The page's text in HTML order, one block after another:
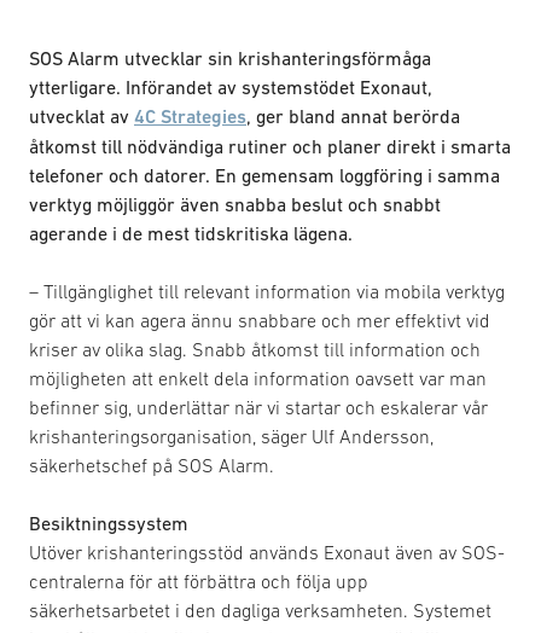
SOS Alarm utvecklar sin krishanteringsförmåga
ytterligare. Införandet av systemstödet Exonaut,
utvecklat av 4C Strategies, ger bland annat berörda
åtkomst till nödvändiga rutiner och planer direkt i smarta
telefoner och datorer. En gemensam loggföring i samma
verktyg möjliggör även snabba beslut och snabbt
agerande i de mest tidskritiska lägena.
– Tillgänglighet till relevant information via mobila verktyg
gör att vi kan agera ännu snabbare och mer effektivt vid
kriser av olika slag. Snabb åtkomst till information och
möjligheten att enkelt dela information oavsett var man
befinner sig, underlättar när vi startar och eskalerar vår
krishanteringsorganisation, säger Ulf Andersson,
säkerhetschef på SOS Alarm.
Besiktningssystem
Utöver krishanteringsstöd används Exonaut även av SOS-
centralerna för att förbättra och följa upp
säkerhetsarbetet i den dagliga verksamheten. Systemet